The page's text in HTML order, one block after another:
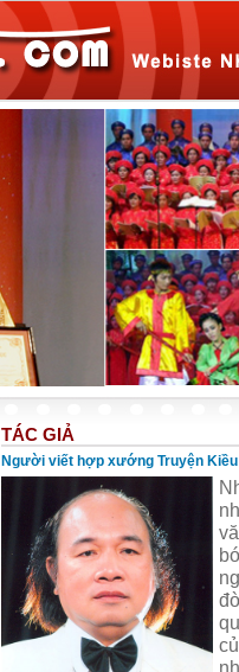
TÁC GIẢ
Người viết hợp xướng Truyện Kiều